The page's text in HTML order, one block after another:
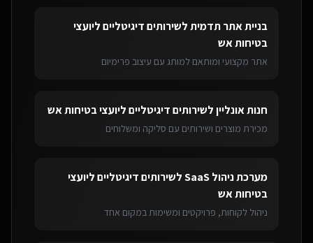
בניית אתר תדמיתלשירותים דיגיטליים ליועצי
בטיחות אש
אתר מקצועי ומותאם למותג עם עיצוב פרימיום
חנות אונלייןלשירותים דיגיטליים ליועצי בטיחות אש
מכירת מוצרים ושירותים עם סליקה ומשלוחים
מערכת ניהול SaaS לשירותים דיגיטליים ליועצי
בטיחות אש
ניהול לקוחות, פרויקטים ומשימות במקום אחד